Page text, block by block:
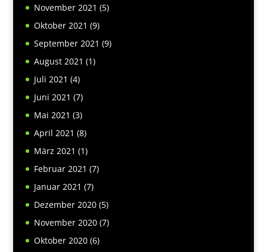
November 2021 (5)
Oktober 2021 (9)
September 2021 (9)
August 2021 (1)
Juli 2021 (4)
Juni 2021 (7)
Mai 2021 (3)
April 2021 (8)
März 2021 (1)
Februar 2021 (7)
Januar 2021 (7)
Dezember 2020(5)
November 2020(7)
Oktober 2020(6)